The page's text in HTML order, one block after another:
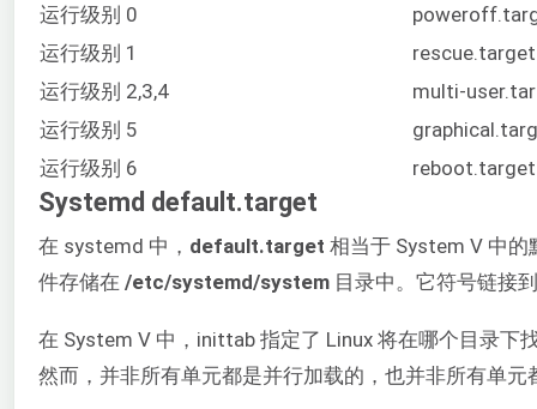
运行级别 0
运行级别 1
rescue.target
运行级别 2,3,4
multi-
运行级别 5
运行级别 6
reboot.target
Systemd default.target
在 systemd 中， default.target 相当于 System V 中
件存储在 /etc/systemd/system 目录中。它符号链接
在 System V 中，inittab 指定了 Linux 将在哪个目录下
然而，并非所有单元都是并行加载的，也并非所有单